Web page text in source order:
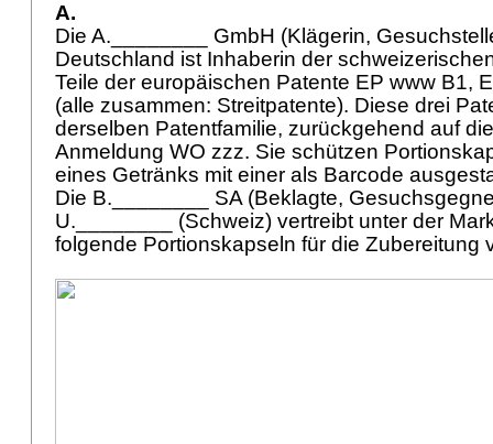
A.
Die A.________ GmbH (Klägerin,
Deutschland ist Inhaberin der
Teile der europäischen Patente EP www B1,
(alle zusammen: Streitpatente). Diese drei
derselben Patentfamilie, zurückgehend auf
Anmeldung WO zzz. Sie schützen
eines Getränks mit einer als Barcode
Die B.________ SA (Beklagte,
U.________ (Schweiz) vertreibt unter der
folgende Portionskapseln für die Zubereitung